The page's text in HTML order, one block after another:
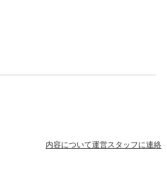
内容について運営スタッフに連絡